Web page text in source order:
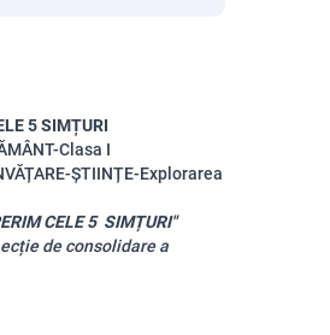
5 SIMȚURI
Clasa I
ȘTIINȚE-Explorarea
CELE 5 SIMȚURI"
de consolidare a